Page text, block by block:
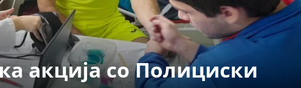
ДЕЈСТВУВАЊЕ
акција со Полициски